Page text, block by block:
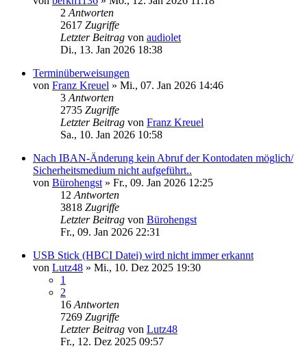
2 Antworten
2617 Zugriffe
Letzter Beitrag von audiolet
Di., 13. Jan 2026 18:38
Terminüberweisungen
von Franz Kreuel » Mi., 07. Jan 2026 14:46
3 Antworten
2735 Zugriffe
Letzter Beitrag von Franz Kreuel
Sa., 10. Jan 2026 10:58
Nach IBAN-Änderung kein Abruf der Kontodaten möglich/
Sicherheitsmedium nicht aufgeführt..
von Bürohengst » Fr., 09. Jan 2026 12:25
12 Antworten
3818 Zugriffe
Letzter Beitrag von Bürohengst
Fr., 09. Jan 2026 22:31
USB Stick (HBCI Datei) wird nicht immer erkannt
von Lutz48 » Mi., 10. Dez 2025 19:30
1
2
16 Antworten
7269 Zugriffe
Letzter Beitrag von Lutz48
Fr., 12. Dez 2025 09:57